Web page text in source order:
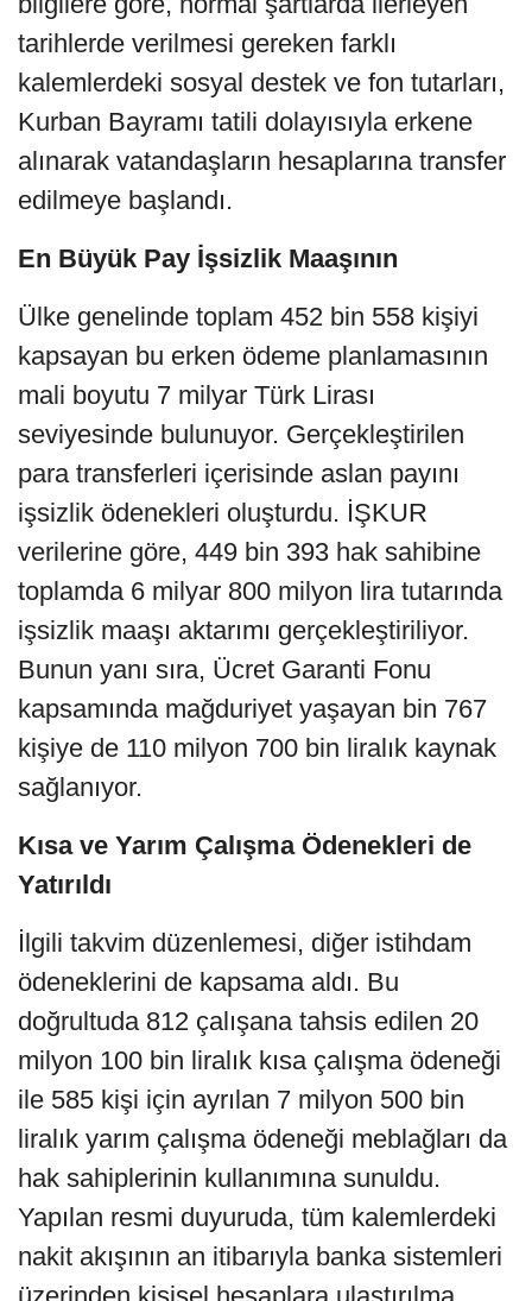
tarihlerde verilmesi gereken farklı
kalemlerdeki sosyal destek ve fon tutarları,
Kurban Bayramı tatili dolayısıyla erkene
alınarak vatandaşların hesaplarına transfer
edilmeye başlandı.
En Büyük Pay İşsizlik Maaşının
Ülke genelinde toplam 452 bin 558 kişiyi
kapsayan bu erken ödeme planlamasının
mali boyutu 7 milyar Türk Lirası
seviyesinde bulunuyor. Gerçekleştirilen
para transferleri içerisinde aslan payını
işsizlik ödenekleri oluşturdu. İŞKUR
verilerine göre, 449 bin 393 hak sahibine
toplamda 6 milyar 800 milyon lira tutarında
işsizlik maaşı aktarımı gerçekleştiriliyor.
Bunun yanı sıra, Ücret Garanti Fonu
kapsamında mağduriyet yaşayan bin 767
kişiye de 110 milyon 700 bin liralık kaynak
sağlanıyor.
Kısa ve Yarım Çalışma Ödenekleri de
Yatırıldı
İlgili takvim düzenlemesi, diğer istihdam
ödeneklerini de kapsama aldı. Bu
doğrultuda 812 çalışana tahsis edilen 20
milyon 100 bin liralık kısa çalışma ödeneği
ile 585 kişi için ayrılan 7 milyon 500 bin
liralık yarım çalışma ödeneği meblağları da
hak sahiplerinin kullanımına sunuldu.
Yapılan resmi duyuruda, tüm kalemlerdeki
nakit akışının an itibarıyla banka sistemleri